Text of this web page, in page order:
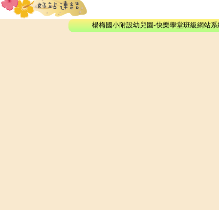
楊梅國小附設幼兒園-快樂學堂班級網站